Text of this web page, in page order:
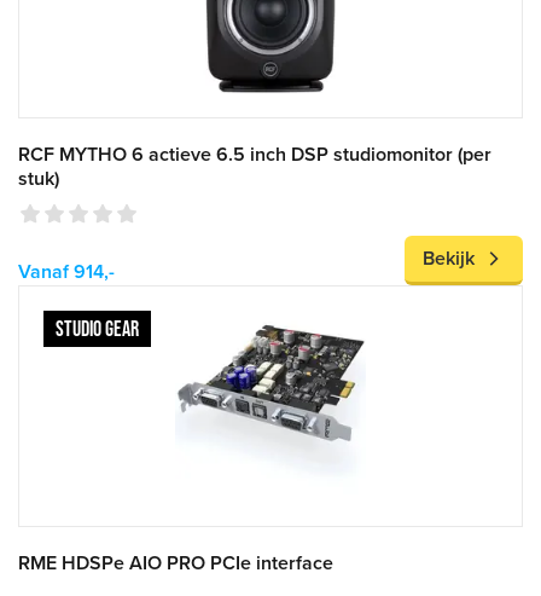
RCF MYTHO 6 actieve 6.5 inch DSP studiomonitor (per
stuk)
Vanaf 914,-
Bekijk
STUDIO GEAR
RME HDSPe AIO PRO PCIe interface